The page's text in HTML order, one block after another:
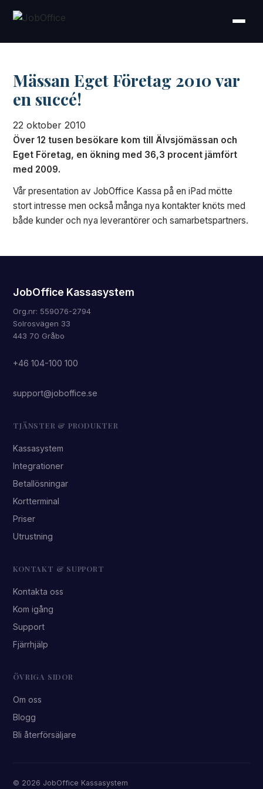
Mässan Eget Företag 2010 var
en succé!
22 oktober 2010
Över 12 tusen besökare kom till Älvsjömässan och
Eget Företag, en ökning med 36,3 procent jämfört
med 2009.
Vår presentation av JobOffice Kassa på en iPad mötte
stort intresse men också många nya kontakter knöts med
både kunder och nya leverantörer och samarbetspartners.
JobOffice Kassasystem
Org.nr: 559076-2794
Solrosvägen 33
443 70 Gråbo
+46 104-100 100
support@joboffice.se
TJÄNSTER & PRODUKTER
Kassasystem
Integrationer
Betallösningar
Kortterminal
Priser
Utrustning
KONTAKT & SUPPORT
Kontakta oss
Kom igång
Support
Fjärrhjälp
ÖVRIGA SIDOR
Om oss
Blogg
Bli återförsäljare
© 2026 JobOffice Kassasystem